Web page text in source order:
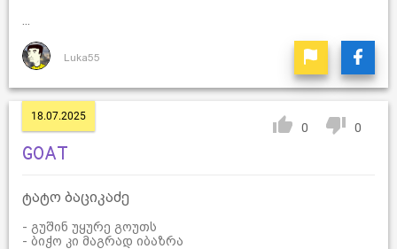
Luka55
18.07.2025
0 0
GOAT
ტატო ბაციკაძე
- გუშინ უყურე გოუთს
- ბიჭო კი მაგრად იბაზრა